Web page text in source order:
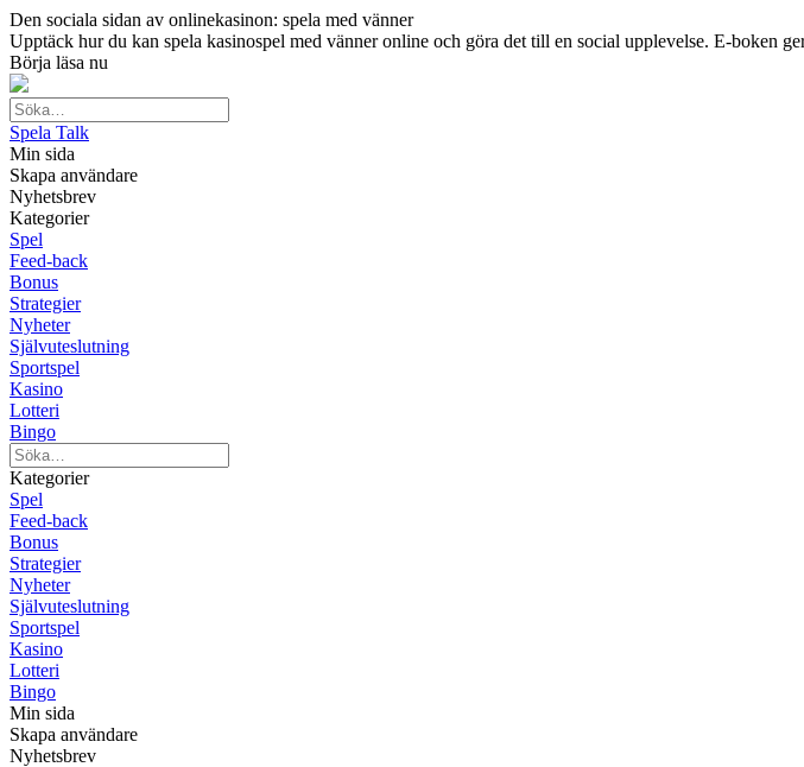
Den sociala sidan av onlinekasinon: spela med vänner
Upptäck hur du kan spela kasinospel med vänner online och göra det till en social upplevelse. E-boken
Börja läsa nu
Spela Talk
Min sida
Skapa användare
Nyhetsbrev
Kategorier
Spel
Feed-back
Bonus
Strategier
Nyheter
Självuteslutning
Sportspel
Kasino
Lotteri
Bingo
Kategorier
Spel
Feed-back
Bonus
Strategier
Nyheter
Självuteslutning
Sportspel
Kasino
Lotteri
Bingo
Min sida
Skapa användare
Nyhetsbrev